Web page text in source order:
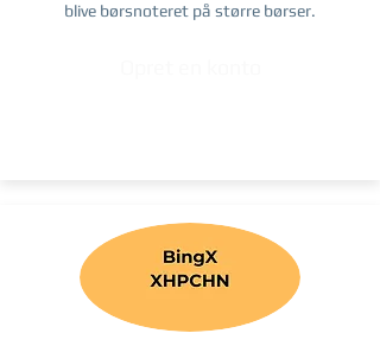
blive børsnoteret på større børser.